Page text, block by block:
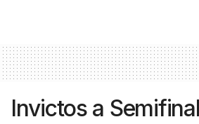
Invictos a